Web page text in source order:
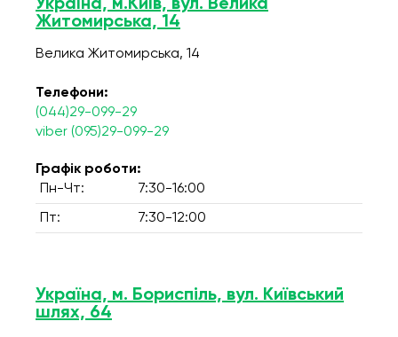
Україна, м.Київ, вул. Велика
Житомирська, 14
Велика Житомирська, 14
Телефони:
(044)29-099-29
viber (095)29-099-29
Графік роботи:
Пн-Чт:
7:30-16:00
Пт: 7:30-12:00
Україна, м. Бориспіль, вул. Київський
шлях, 64